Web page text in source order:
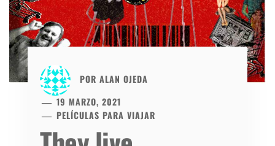
POR ALAN OJEDA
19 MARZO, 2021
PELÍCULAS PARA VIAJAR